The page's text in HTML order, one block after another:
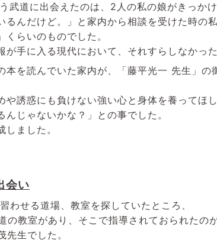
道に出会えたのは、2人の私の娘がきっかけ
んだけど。」と家内から相談を受けた時の
らいのものでした。
手に入る現代において、それすらしなかっ
を読んでいた家内が、「藤平光一 先生」
誘惑にも負けない強い心と身体を養ってほし
じゃないかな？」との事でした。
ました。
会い
わせる道場、教室を探していたところ、
教室があり、そこで指導されておられたのが
生でした。